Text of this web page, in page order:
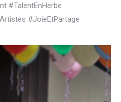
#TalentEnHerbe
#JoieEtPartage